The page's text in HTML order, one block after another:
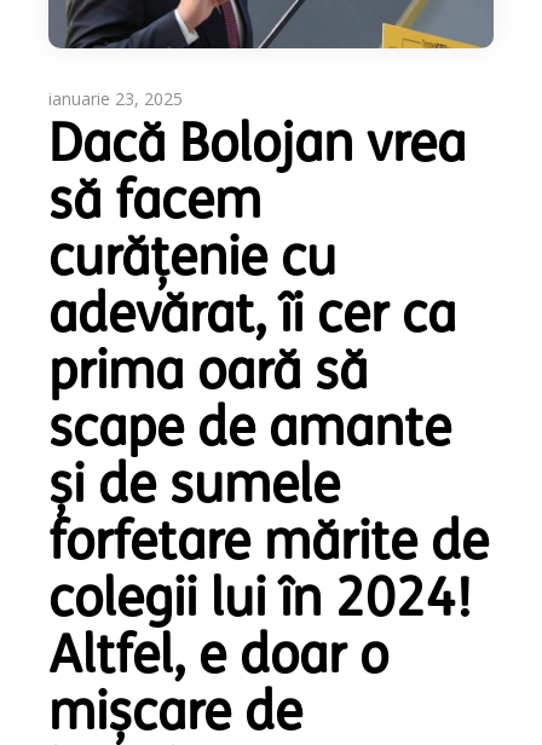
ianuarie 23, 2025
Dacă Bolojan vrea
să facem
curățenie cu
adevărat, îi cer ca
prima oară să
scape de amante
și de sumele
forfetare mărite de
colegii lui în 2024!
Altfel, e doar o
mișcare de